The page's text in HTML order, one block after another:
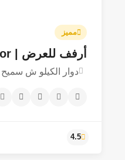
مميز
أرفف للعرض | Al Sinior | خلدا
دوار الكيلو ش سميح